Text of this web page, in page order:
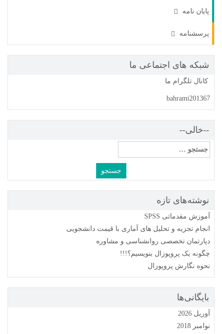
پایان نامه
پرسشنامه
شبکه های اجتماعی ما
کانال تلگرام ما
bahrami201367
--خالی--
برای:
نوشته‌های تازه
آموزش مقدماتی SPSS
انجام تجزیه و تحلیل های آماری با قیمت دانشجویی
دپارتمان تخصصی روانشناسی و مشاوره
چگونه یک پروپوزال بنویسیم؟!!!
نحوه نگارش پروپوزال
بایگانی‌ها
آوریل 2026
نوامبر 2018